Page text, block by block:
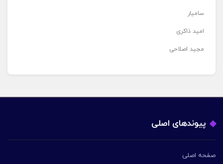
سامیار
امید ذاکری
مجید اصلاحی
پیوندهای اصلی
صفحه اصلی